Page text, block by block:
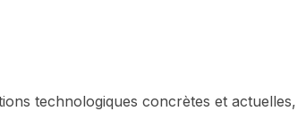
technologiques concrètes et actuelles,